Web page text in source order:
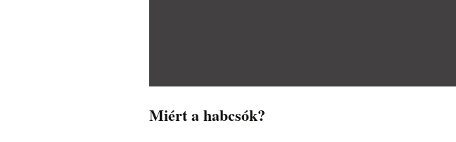
Miért a habcsók?